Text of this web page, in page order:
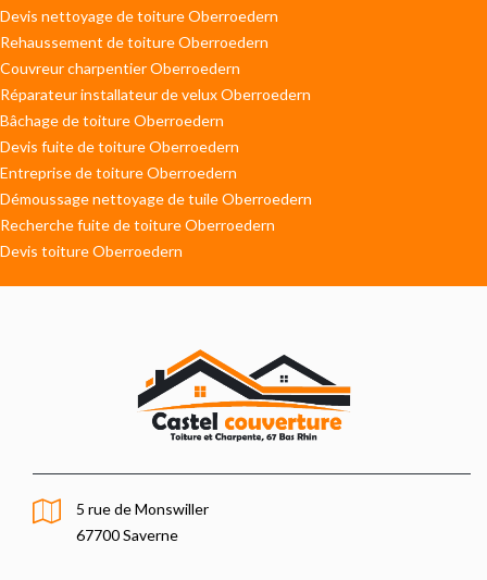
Devis nettoyage de toiture Oberroedern
Rehaussement de toiture Oberroedern
Couvreur charpentier Oberroedern
Réparateur installateur de velux Oberroedern
Bâchage de toiture Oberroedern
Devis fuite de toiture Oberroedern
Entreprise de toiture Oberroedern
Démoussage nettoyage de tuile Oberroedern
Recherche fuite de toiture Oberroedern
Devis toiture Oberroedern
5 rue de Monswiller
67700 Saverne